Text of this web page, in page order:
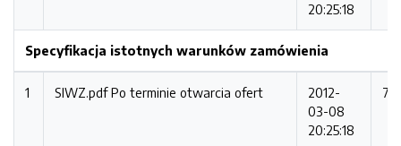
20:25:18
Specyfikacja istotnych warunków zamówienia
1 SIWZ.pdfPo terminie otwarcia ofert
2012-
03-08
20:25:18